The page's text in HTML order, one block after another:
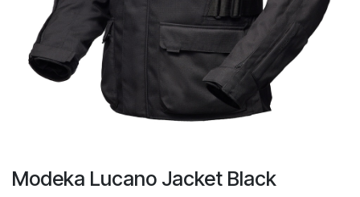
Modeka Lucano Jacket Black